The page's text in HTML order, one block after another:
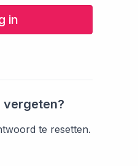
in
te resetten.